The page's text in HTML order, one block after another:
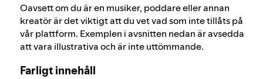
Oavsett om du är en musiker, poddare eller annan
kreatör är det viktigt att du vet vad som inte tillåts på
vår plattform. Exemplen i avsnitten nedan är avsedda
att vara illustrativa och är inte uttömmande.
Farligt innehåll